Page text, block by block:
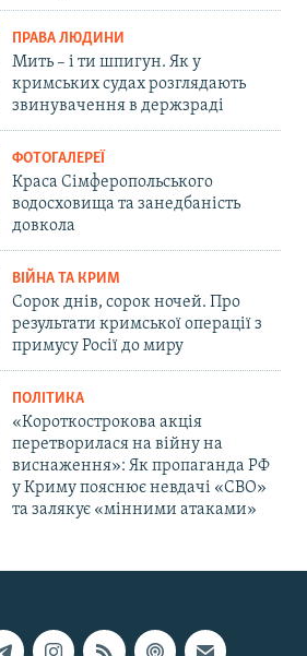
ПРАВА ЛЮДИНИ
Мить – і ти шпигун. Як у
кримських судах розглядають
звинувачення в держзраді
ФОТОГАЛЕРЕЇ
Краса Сімферопольського
водосховища та занедбаність
довкола
ВІЙНА ТА КРИМ
Сорок днів, сорок ночей. Про
результати кримської операції з
примусу Росії до миру
ПОЛІТИКА
«Короткострокова акція
перетворилася на війну на
виснаження»: Як пропаганда РФ
у Криму пояснює невдачі «СВО»
та залякує «мінними атаками»